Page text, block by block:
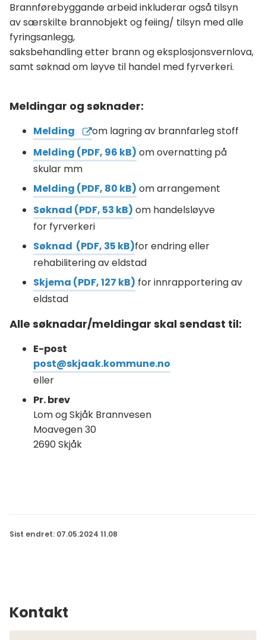
Brannførebyggande arbeid inkluderar også tilsyn
av særskilte brannobjekt og feiing/ tilsyn med alle
fyringsanlegg,
saksbehandling etter brann og eksplosjonsvernlova,
samt søknad om løyve til handel med fyrverkeri.
Meldingar og søknader:
Melding
om lagring av brannfarleg stoff
Melding (PDF, 96 kB) om overnatting på
skular mm
Melding (PDF, 80 kB) om arrangement
Søknad (PDF, 53 kB) om handelsløyve
for fyrverkeri
Søknad (PDF, 35 kB)for endring eller
rehabilitering av eldstad
Skjema (PDF, 127 kB) for innrapportering av
eldstad
Alle søknadar/meldingar skal sendast til:
E-post
post@skjaak.kommune.no
eller
Pr. brev
Lom og Skjåk Brannvesen
Moavegen 30
2690 Skjåk
Sist endret 07.05.2024 11.08
Kontakt